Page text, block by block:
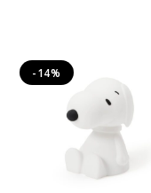
-14%